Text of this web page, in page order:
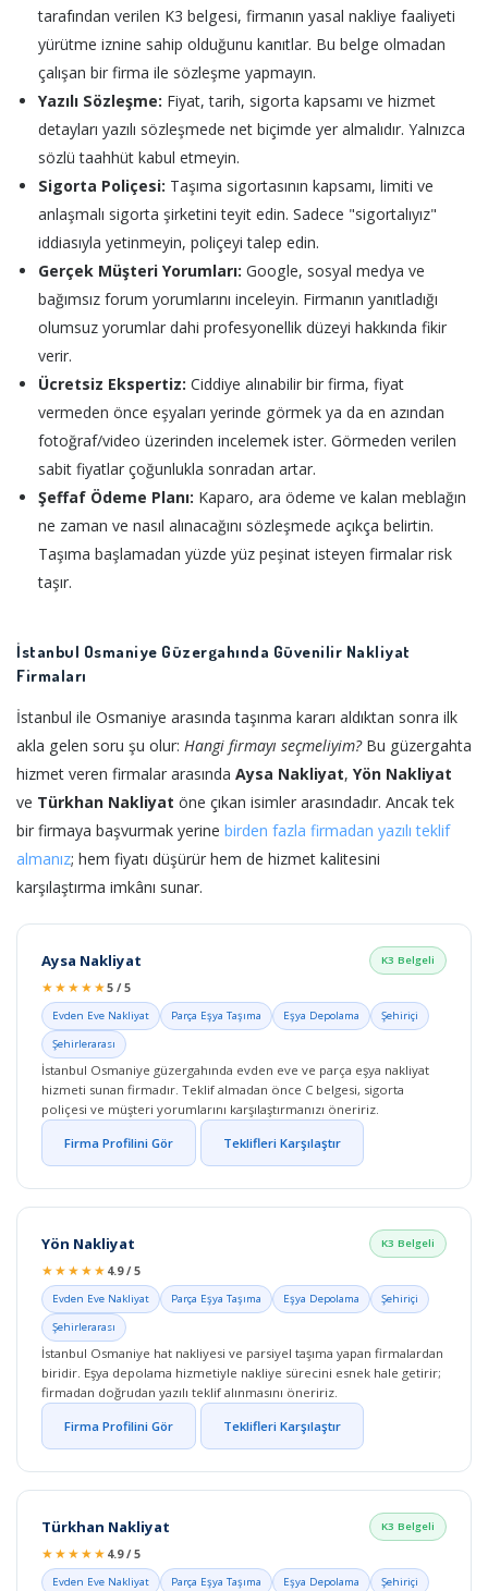
tarafından verilen K3 belgesi, firmanın yasal nakliye faaliyeti
yürütme iznine sahip olduğunu kanıtlar. Bu belge olmadan
çalışan bir firma ile sözleşme yapmayın.
Yazılı Sözleşme: Fiyat, tarih, sigorta kapsamı ve hizmet
detayları yazılı sözleşmede net biçimde yer almalıdır. Yalnızca
sözlü taahhüt kabul etmeyin.
Sigorta Poliçesi: Taşıma sigortasının kapsamı, limiti ve
anlaşmalı sigorta şirketini teyit edin. Sadece "sigortalıyız"
iddiasıyla yetinmeyin, poliçeyi talep edin.
Gerçek Müşteri Yorumları: Google, sosyal medya ve
bağımsız forum yorumlarını inceleyin. Firmanın yanıtladığı
olumsuz yorumlar dahi profesyonellik düzeyi hakkında fikir
verir.
Ücretsiz Ekspertiz: Ciddiye alınabilir bir firma, fiyat
vermeden önce eşyaları yerinde görmek ya da en azından
fotoğraf/video üzerinden incelemek ister. Görmeden verilen
sabit fiyatlar çoğunlukla sonradan artar.
Şeffaf Ödeme Planı: Kaparo, ara ödeme ve kalan meblağın
ne zaman ve nasıl alınacağını sözleşmede açıkça belirtin.
Taşıma başlamadan yüzde yüz peşinat isteyen firmalar risk
taşır.
İstanbul Osmaniye Güzergahında Güvenilir Nakliyat
Firmaları
İstanbul ile Osmaniye arasında taşınma kararı aldıktan sonra ilk
akla gelen soru şu olur: Hangi firmayı seçmeliyim?Bu güzergahta
hizmet veren firmalar arasında Aysa Nakliyat, Yön Nakliyat
ve Türkhan Nakliyat öne çıkan isimler arasındadır. Ancak tek
bir firmaya başvurmak yerine birden fazla firmadan yazılı teklif
almanız; hem fiyatı düşürür hem de hizmet kalitesini
karşılaştırma imkânı sunar.
Aysa Nakliyat K3 Belgeli
★★★★★5 / 5
Evden Eve Nakliyat Parça Eşya Taşıma Eşya Depolama
Şehiriçi
Şehirlerarası
İstanbul Osmaniye güzergahında evden eve ve parça eşya nakliyat
hizmeti sunan firmadır. Teklif almadan önce C belgesi, sigorta
poliçesi ve müşteri yorumlarını karşılaştırmanızı öneririz.
Firma Profilini Gör Teklifleri Karşılaştır
Yön Nakliyat K3 Belgeli
★★★★★ 4.9 / 5
Evden Eve Nakliyat Parça Eşya Taşıma Eşya Depolama
Şehiriçi
Şehirlerarası
İstanbul Osmaniye hat nakliyesi ve parsiyel taşıma yapan firmalardan
biridir. Eşya depolama hizmetiyle nakliye sürecini esnek hale getirir;
firmadan doğrudan yazılı teklif alınmasını öneririz.
Firma Profilini Gör Teklifleri Karşılaştır
Türkhan Nakliyat K3 Belgeli
★★★★★ 4.9 / 5
Evden Eve Nakliyat Parça Eşya Taşıma Eşya Depolama
Şehiriçi